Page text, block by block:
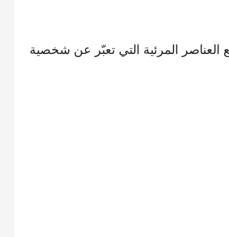
العناصر المرئية التي تعبّر عن شخصية